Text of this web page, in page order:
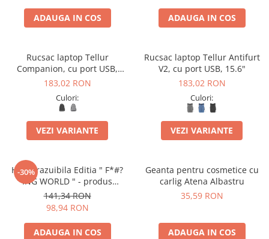
ADAUGA IN COS ADAUGA IN COS
Rucsac laptop Tellur
Companion, cu port USB,
15.6"
183,02 RON
Culori:
VEZI VARIANTE
Rucsac laptop Tellur Antifurt
V2, cu port USB, 15.6"
183,02 RON
Culori:
VEZI VARIANTE
-30%
Harta razuibila Editia " F*#?
ING WORLD " - produs
original Luckies London
141,34 RON
98,94 RON
ADAUGA IN COS
Geanta pentru cosmetice cu
carlig Atena Albastru
35,59 RON
ADAUGA IN COS